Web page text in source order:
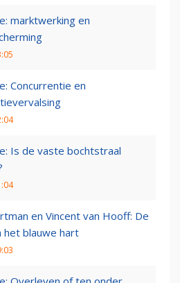
marktwerking en
Concurrentie en
Is de vaste bochtstraal
en Vincent van Hooff: De
het blauwe hart